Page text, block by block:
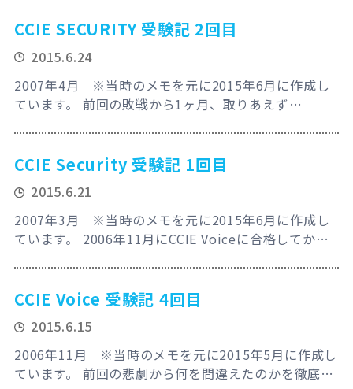
IPSはもう満点取れるくらいなったのでIPexpertのリ
今回近づくことが出来るのか？そして受験代16万を出
してもらおう！ …
CCIE SECURITY 受験記 2回目
2015.6.24
2007年4月 ※当時のメモを元に2015年6月に作成し
ています。 前回の敗戦から1ヶ月、取りあえず
構成を元に一通りの検証をしてみる。これで合格でき
るか？IPSは例によってIPexpertのリモートラボに頼
る事にした。CCIE Securityへ今回近づくことが出
来…
CCIE Security 受験記 1回目
2015.6.21
2007年3月 ※当時のメモを元に2015年6月に作成し
ています。 2006年11月にCCIE Voiceに合格してか
Securityにチャレンジする事に！まぁ、今回は海外受
に筆記を受けて合格した、やっぱりVPN、Firewall、
IPS…
CCIE Voice 受験記 4回目
2015.6.15
2006年11月 ※当時のメモを元に2015年5月に作成し
ています。 前回の悲劇から何を間違えたのかを徹底的